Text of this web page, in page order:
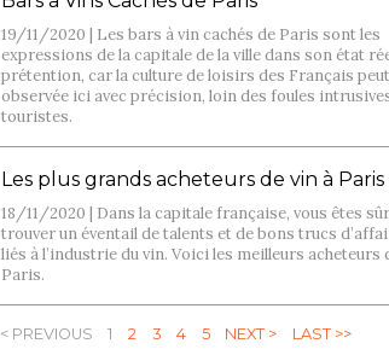
19/11/2020 | Les bars à vin cachés de Paris sont les
expressions de la capitale de la ville dans son état
prétention, car la culture de loisirs des Français
observée ici avec précision, loin des foules
touristes.
Les plus grands acheteurs de vin à Paris
18/11/2020 | Dans la capitale française, vous êtes
trouver un éventail de talents et de bons trucs
liés à l’industrie du vin. Voici les meilleurs acheteurs
Paris.
< PREVIOUS 1 2 3 4 5 NEXT > LAST >>